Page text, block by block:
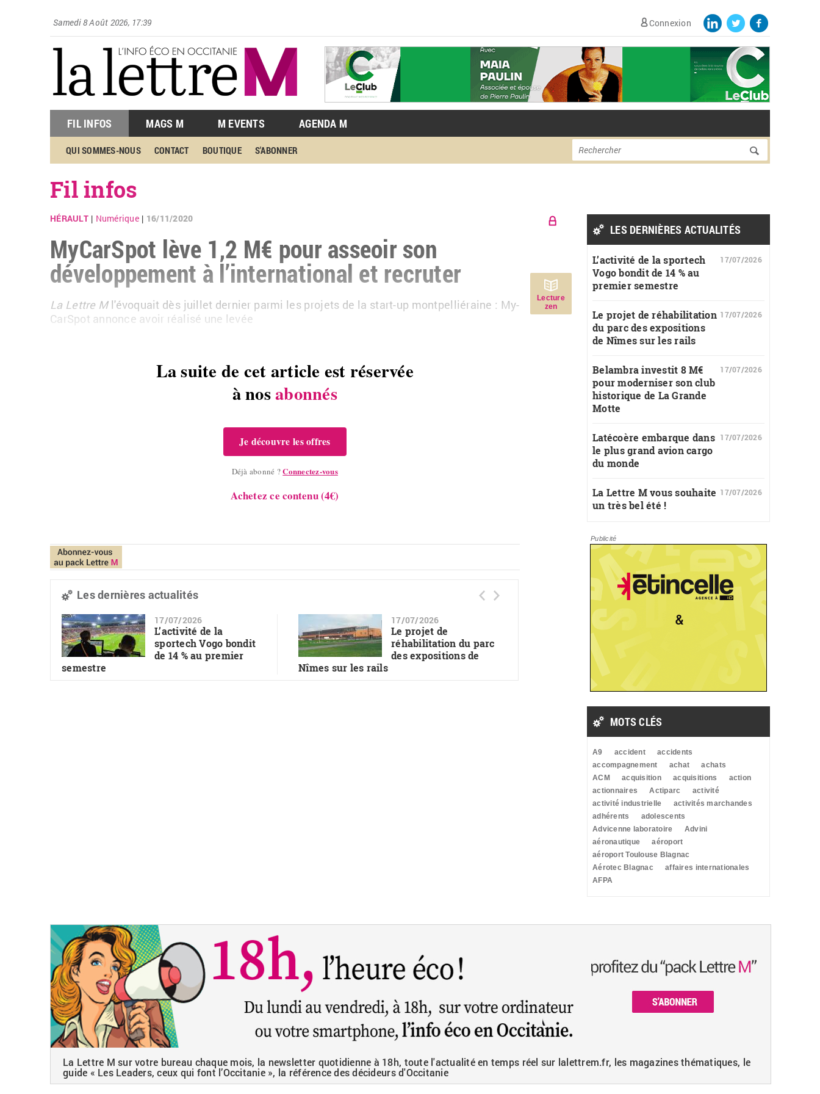
Samedi 8 Août 2026, 17:39 Connexion
FIL INFOS MAGS M M EVENTS AGENDA M
QUI SOMMES-NOUS CONTACT BOUTIQUE S'ABONNER Formulaire de
Rechercher
Fil infos
HÉRAULT| Numérique| 16/11/2020
MyCarSpot lève 1,2 M€ pour asseoir son
développement à l’international et recruter
La Lettre Ml'évo­quait dès juillet der­nier parmi les pro­jets de la start-up mont­pel­lié­raine : My­
CarS­pot an­nonce avoir réa­lisé une levée
La suite de cet article est réservée
à nosabonnés
Je découvre les offres
Déjà abonné ?Connectez-vous
Achetez ce contenu (4€)
Lec­ture
zen
Les dernières actualités
17/07/2026
L’activité de la
sportech Vogo bondit
de 14 % au premier
semestre
17/07/2026
Le projet de
réhabilitation du parc
des expositions de
Nîmes sur les rails
LES DERNIÈRES ACTUALITÉS
L’activité de la sportech
Vogo bondit de 14 % au
premier semestre
17/07/2026
Le projet de réhabilitation
du parc des expositions
de Nîmes sur les rails
17/07/2026
Belambra investit 8 M€
pour moderniser son club
historique de La Grande
Motte
17/07/2026
Latécoère embarque dans
le plus grand avion cargo
du monde
17/07/2026
La Lettre M vous souhaite
un très bel été !
17/07/2026
Publicité
MOTS CLÉS
A9 accident
accidents
accompagnement
achat
achats
ACM
acquisition acquisitions
action
actionnaires
Actiparc
activité
activité industrielle
activités marchandes
adhérents
adolescents
Advicenne laboratoire
Advini
aéronautique
aéroport
aéroport Toulouse Blagnac
Aérotec Blagnac
affaires internationales
AFPA
La Lettre M sur votre bureau chaque mois, la newsletter quotidienne à 18h, toute l'actualité en temps réel sur lalettrem.fr, les magazines thématiques, le
guide « Les Leaders, ceux qui font l’Occitanie », la référence des décideurs d'Occitanie